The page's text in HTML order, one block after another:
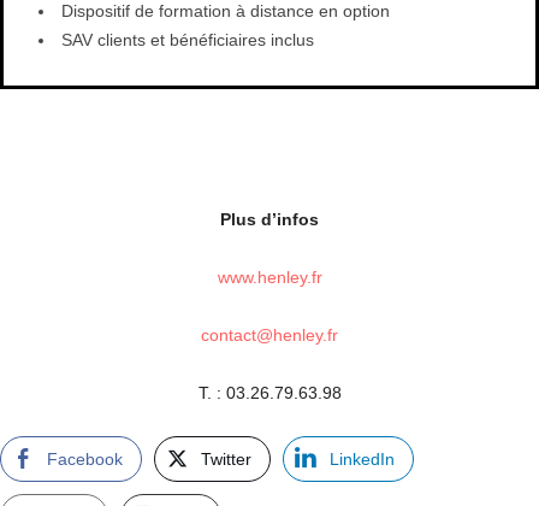
Dispositif de formation à distance en option
SAV clients et bénéficiaires inclus
Plus d’infos
www.henley.fr
contact@henley.fr
T. : 03.26.79.63.98
Facebook Twitter LinkedIn